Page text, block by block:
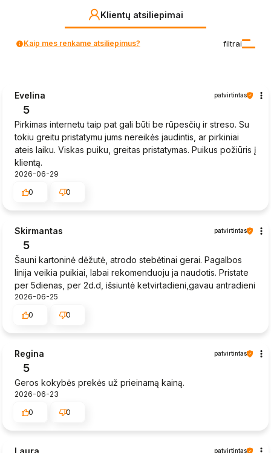
Klientų atsiliepimai
filtrai
Kaip mes renkame atsiliepimus?
Evelina patvirtintas
5
Pirkimas internetu taip pat gali būti be rūpesčių ir streso. Su
tokiu greitu pristatymu jums nereikės jaudintis, ar pirkiniai
ateis laiku. Viskas puiku, greitas pristatymas. Puikus požiūris į
klientą.
2026-06-29
0
0
Skirmantas patvirtintas
5
Šauni kartoninė dėžutė, atrodo stebėtinai gerai. Pagalbos
linija veikia puikiai, labai rekomenduoju ja naudotis. Pristate
per 5dienas, per 2d.d, išsiuntė ketvirtadieni,gavau antradieni
2026-06-25
0
0
Regina patvirtintas
5
Geros kokybės prekės už prieinamą kainą.
2026-06-23
0
0
patvirtintas